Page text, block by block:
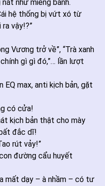
như miếng bánh.
hệ thống bị vứt xó từ
vậy!?”
Vương trở về”, “Trà xanh
gì gì đó,”… lần lượt
EQ max, anti kịch bản, gặt
có cửa!
kịch bản thật cho mày
đắc dĩ!
rút vảy!”
đường cẩu huyết
mất dạy – à nhầm – có tư